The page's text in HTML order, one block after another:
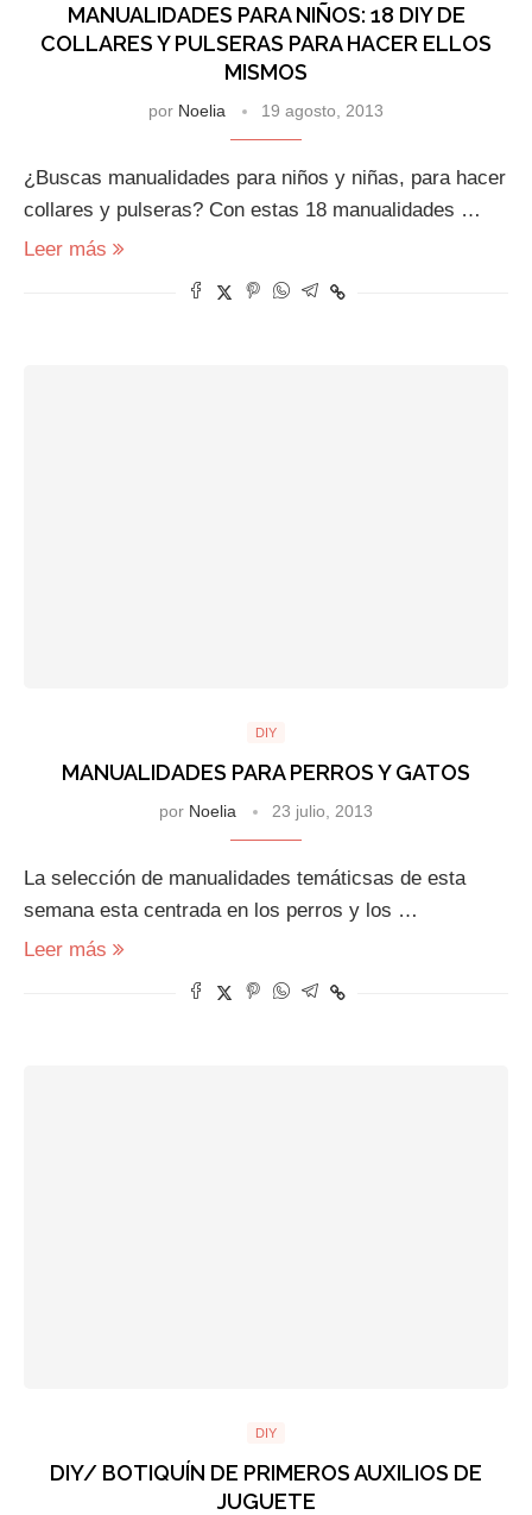
MANUALIDADES PARA NIÑOS: 18 DIY DE
COLLARES Y PULSERAS PARA HACER ELLOS
MISMOS
por Noelia 19 agosto, 2013
¿Buscas manualidades para niños y niñas, para hacer
collares y pulseras? Con estas 18 manualidades …
Leer más
DIY
MANUALIDADES PARA PERROS Y GATOS
por Noelia 23 julio, 2013
La selección de manualidades temáticsas de esta
semana esta centrada en los perros y los …
Leer más
DIY
DIY/ BOTIQUÍN DE PRIMEROS AUXILIOS DE
JUGUETE